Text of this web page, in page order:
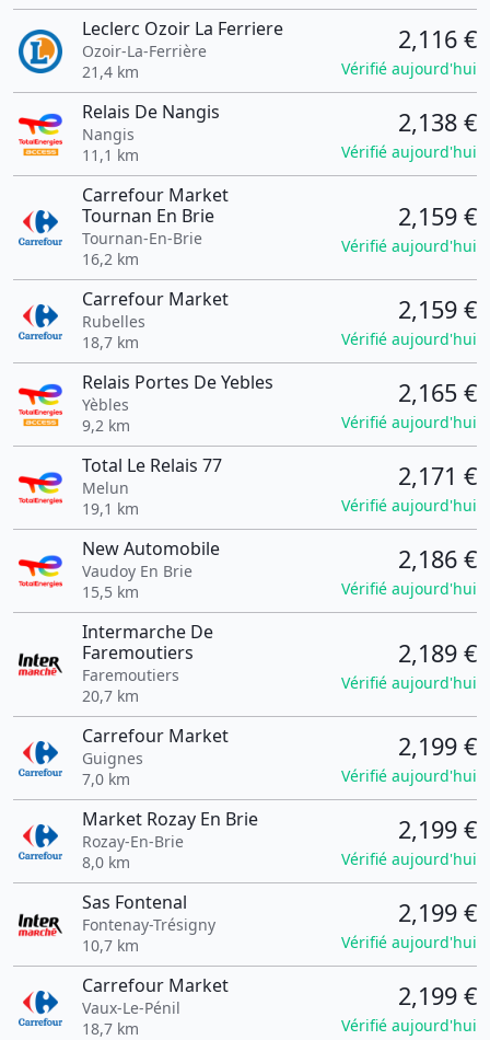
Leclerc Ozoir La Ferriere
Ozoir-La-Ferrière
21,4 km
2,116 €
Vérifié aujourd'hui
Relais De Nangis
Nangis
11,1 km
2,138 €
Vérifié aujourd'hui
Carrefour Market
Tournan En Brie
Tournan-En-Brie
16,2 km
2,159 €
Vérifié aujourd'hui
Carrefour Market
Rubelles
18,7 km
2,159 €
Vérifié aujourd'hui
Relais Portes De Yebles
Yèbles
9,2 km
2,165 €
Vérifié aujourd'hui
Total Le Relais 77
Melun
19,1 km
2,171 €
Vérifié aujourd'hui
New Automobile
Vaudoy En Brie
15,5 km
2,186 €
Vérifié aujourd'hui
Intermarche De
Faremoutiers
Faremoutiers
20,7 km
2,189 €
Vérifié aujourd'hui
Carrefour Market
Guignes
7,0 km
2,199 €
Vérifié aujourd'hui
Market Rozay En Brie
Rozay-En-Brie
8,0 km
2,199 €
Vérifié aujourd'hui
Sas Fontenal
Fontenay-Trésigny
10,7 km
2,199 €
Vérifié aujourd'hui
Carrefour Market
Vaux-Le-Pénil
18,7 km
2,199 €
Vérifié aujourd'hui